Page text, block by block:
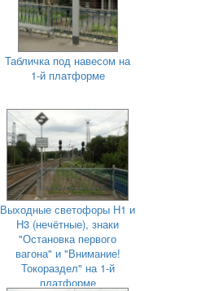
Табличка под навесом на
1-й платформе
Выходные светофоры Н1 и
Н3 (нечётные), знаки
"Остановка первого
вагона" и "Внимание!
Токораздел" на 1-й
платформе